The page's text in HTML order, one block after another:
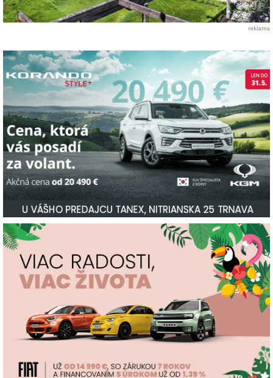
reklama